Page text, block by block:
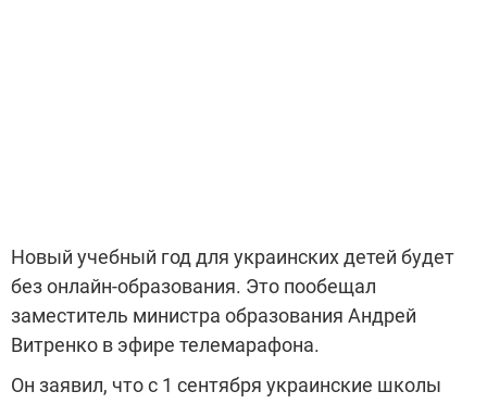
Новый учебный год для украинских детей будет
без онлайн-образования. Это пообещал
заместитель министра образования Андрей
Витренко в эфире телемарафона.
Он заявил, что с 1 сентября украинские школы